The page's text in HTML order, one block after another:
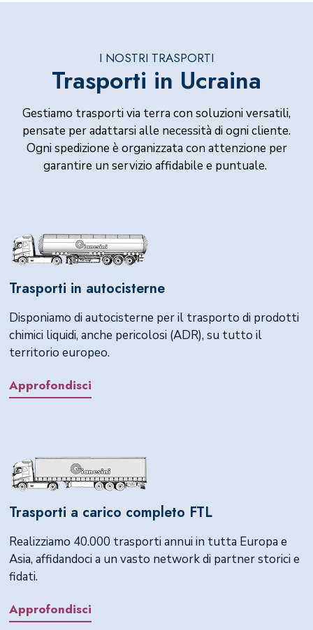
I NOSTRI TRASPORTI
Trasporti in Ucraina
Gestiamo trasporti via terra con soluzioni versatili,
pensate per adattarsi alle necessità di ogni cliente.
Ogni spedizione è organizzata con attenzione per
garantire un servizio affidabile e puntuale.
Trasporti in autocisterne
Disponiamo di autocisterne per il trasporto di prodotti
chimici liquidi, anche pericolosi (ADR), su tutto il
territorio europeo.
Approfondisci
Trasporti a carico completo FTL
Realizziamo 40.000 trasporti annui in tutta Europa e
Asia, affidandoci a un vasto network di partner storici e
fidati.
Approfondisci